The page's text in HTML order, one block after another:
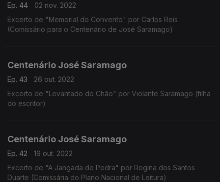
Ep. 44
02 nov. 2022
Excerto de "Memorial do Convento" por Carlos Reis
(Comissário para o Centenário de José Saramago)
Centenário José Saramago
Ep. 43
26 out. 2022
Excerto de "Levantado do Chão" por Violante Saramago (filha
do escritor)
Centenário José Saramago
Ep. 42
19 out. 2022
Excerto de "A Jangada de Pedra" por Regina dos Santos
Duarte (Comissária do Plano Nacional de Leitura)